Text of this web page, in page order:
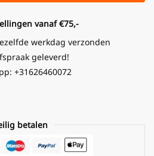
vanaf €75,-
werkdag verzonden
geleverd!
+31626460072
betalen